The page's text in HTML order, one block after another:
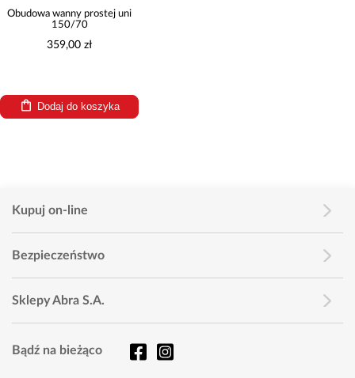
Obudowa wanny prostej uni
150/70
359,00 zł
Dodaj do koszyka
Kupuj on-line
Bezpieczeństwo
Sklepy Abra S.A.
Bądź na bieżąco